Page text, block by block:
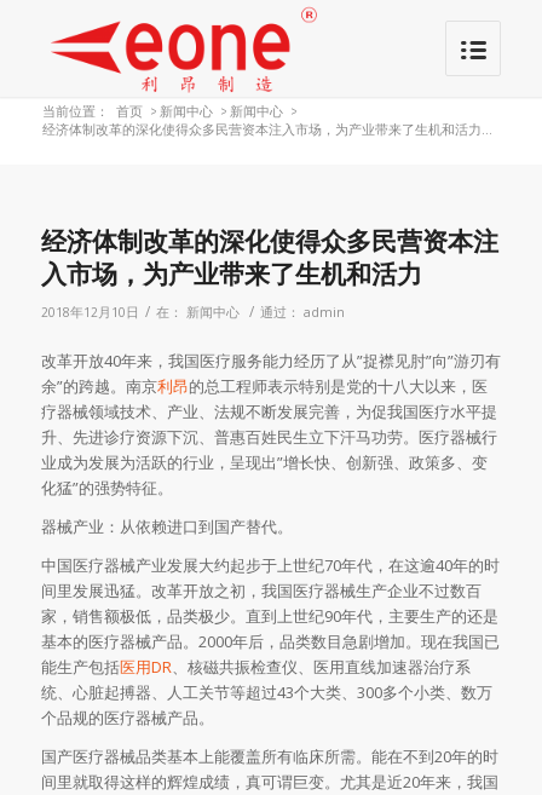
当前位置： 首页 > 新闻中心 > 新闻中心 >
经济体制改革的深化使得众多民营资本注入市场，为产业带来了生机和活力...
经济体制改革的深化使得众多民营资本注
入市场，为产业带来了生机和活力
2018年12月10日 / 在： 新闻中心 / 通过： admin
改革开放40年来，我国医疗服务能力经历了从”捉襟见肘”向”游刃有
余”的跨越。南京利昂的总工程师表示特别是党的十八大以来，医
疗器械领域技术、产业、法规不断发展完善，为促我国医疗水平提
升、先进诊疗资源下沉、普惠百姓民生立下汗马功劳。医疗器械行
业成为发展为活跃的行业，呈现出”增长快、创新强、政策多、变
化猛”的强势特征。
器械产业：从依赖进口到国产替代。
中国医疗器械产业发展大约起步于上世纪70年代，在这逾40年的时
间里发展迅猛。改革开放之初，我国医疗器械生产企业不过数百
家，销售额极低，品类极少。直到上世纪90年代，主要生产的还是
基本的医疗器械产品。2000年后，品类数目急剧增加。现在我国已
能生产包括医用DR、核磁共振检查仪、医用直线加速器治疗系
统、心脏起搏器、人工关节等超过43个大类、300多个小类、数万
个品规的医疗器械产品。
国产医疗器械品类基本上能覆盖所有临床所需。能在不到20年的时
间里就取得这样的辉煌成绩，真可谓巨变。尤其是近20年来，我国